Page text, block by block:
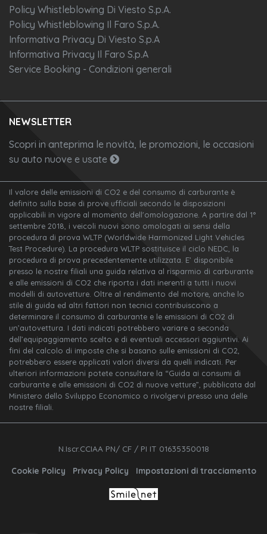
Policy Whistleblowing Di Viesto S.p.A.
Policy Whistleblowing Il Faro S.p.A.
Informativa Privacy Di Viesto S.p.A
Informativa Privacy Il Faro S.p.A
Service Booking - Condizioni generali
NEWSLETTER
Scopri in anteprima le novità, le promozioni, le occasioni
su auto nuove e usate
Il valore delle emissioni di CO2 e del consumo di carburante è
definito sulla base di prove ufficiali secondo le disposizioni
applicabili in vigore al momento dell'omologazione. A partire dal 1°
settembre 2018, i veicoli nuovi sono omologati ai sensi della
procedura di prova WLTP (Worldwide Harmonized Light Vehicles
Test Procedure). La procedura WLTP sostituisce il ciclo NEDC, la
procedura di prova precedentemente utilizzata. E’ disponibile
presso le nostre filiali una guida relativa al risparmio di carburante
e alle emissioni di CO2 che riporta i dati inerenti a tutti i nuovi
modelli di autovetture. Oltre al rendimento del motore, anche lo
stile di guida ed altri fattori non tecnici contribuiscono a
determinare il consumo di carburante e le emissioni di CO2 di
un’autovettura. I dati indicati potrebbero variare a seconda
dell’equipaggiamento scelto e di eventuali accessori aggiuntivi. Ai
fini del calcolo di imposte che si basano sulle emissioni di CO2,
potrebbero essere applicati valori diversi da quelli indicati. Per
ulteriori informazioni potete consultare la “Guida ai consumi di
carburante e alle emissioni di CO2 di nuove vetture”, pubblicata dal
Ministero dello Sviluppo Economico o rivolgervi presso una delle
nostre filiali.
N.Iscr.CCIAA PN/ CF / PI IT 01635350018
Cookie Policy Privacy Policy Impostazioni di tracciamento